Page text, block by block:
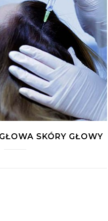
SKÓRY GŁOWY